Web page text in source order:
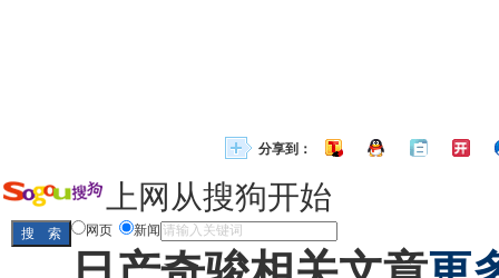
分享到：
上网从搜狗开始
网页 新闻